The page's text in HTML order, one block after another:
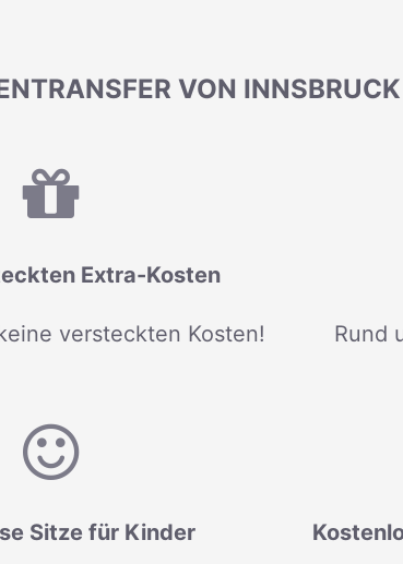
VON
Extra-Kosten
versteckten Kosten! Rund
Sitze für Kinder